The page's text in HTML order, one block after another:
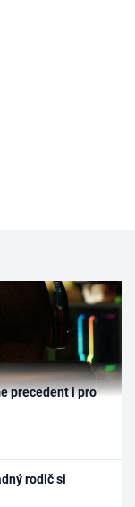
precedent i pro
rodič si